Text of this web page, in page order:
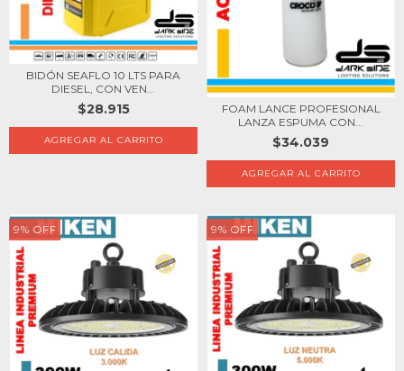
BIDÓN SEAFLO 10 LTS PARA
DIESEL, CON VEN...
$28.915
FOAM LANCE PROFESIONAL
LANZA ESPUMA CON...
$34.039
9% OFF 9% OFF